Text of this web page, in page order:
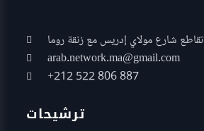
تقاطع شارع مولاي إدريس مع زنقة روما
arab.network.ma@gmail.com
+212 522 806 887
ترشيحات